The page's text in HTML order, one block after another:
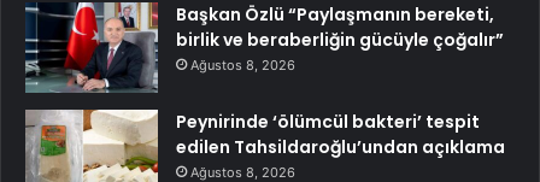
Başkan Özlü “Paylaşmanın bereketi,
birlik ve beraberliğin gücüyle çoğalır”
Ağustos 8, 2026
Peynirinde ‘ölümcül bakteri’ tespit
edilen Tahsildaroğlu’undan açıklama
Ağustos 8, 2026